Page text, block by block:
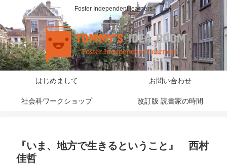
Foster Independent learners
はじめまして お問い合わせ
社会科ワークショップ 改訂版 読書家の時間
『いま、地方で生きるということ』 西村
佳哲